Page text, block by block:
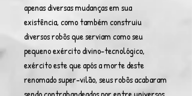
apenas diversas mudanças em sua
existência, como também construiu
diversos robôs que serviam como seu
pequeno exército divino-tecnológico,
exército este que após a morte deste
renomado super-vilão, seus robôs acabaram